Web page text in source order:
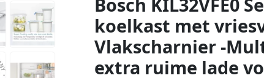
koelkast met
Vlakscharnier -
extra ruime lade